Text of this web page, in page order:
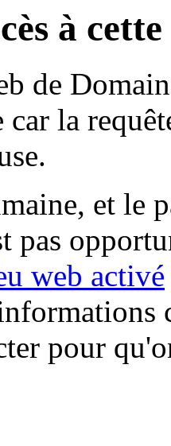
à
de
car la
et le
pas
web activé
pour